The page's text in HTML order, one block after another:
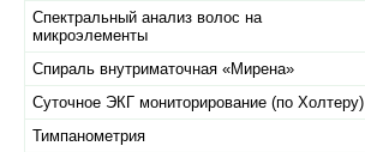
Спектральный анализ волос на
микроэлементы
Спираль внутриматочная «​Мирена»
Суточное ЭКГ мониторирование (по Холтеру)
Тимпанометрия